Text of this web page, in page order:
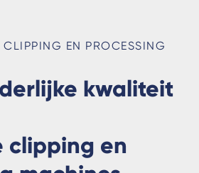
EN PROCESSING
kwaliteit
clipping en